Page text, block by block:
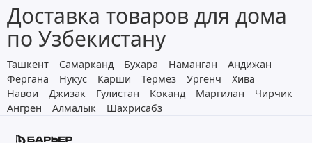
Доставка товаров для дома
по Узбекистану
Ташкент Самарканд Бухара Наманган
Андижан
Фергана
Нукус Карши Термез Ургенч
Хива
Навои
Джизак Гулистан Коканд Маргилан
Чирчик
Ангрен
Алмалык Шахрисабз